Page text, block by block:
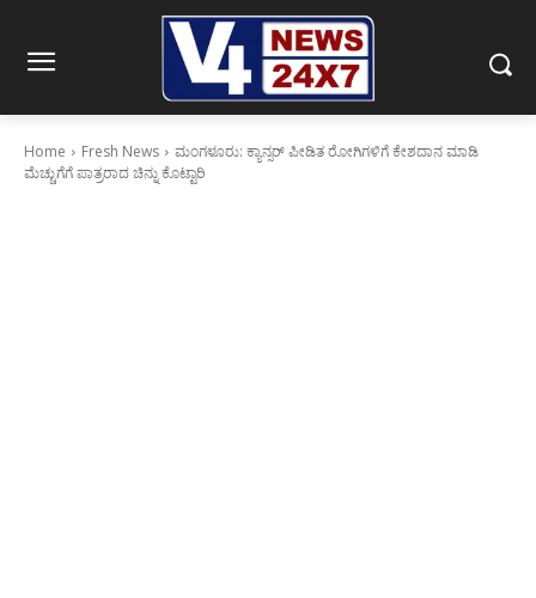
Home Fresh News
ಮಂಗಳೂರು: ಕ್ಯಾನ್ಸರ್ ಪೀಡಿತ ರೋಗಿಗಳಿಗೆ ಕೇಶದಾನ ಮಾಡಿ
ಮೆಚ್ಚುಗೆಗೆ ಪಾತ್ರರಾದ ಚಿನ್ನು ಕೊಟ್ಟಾರಿ